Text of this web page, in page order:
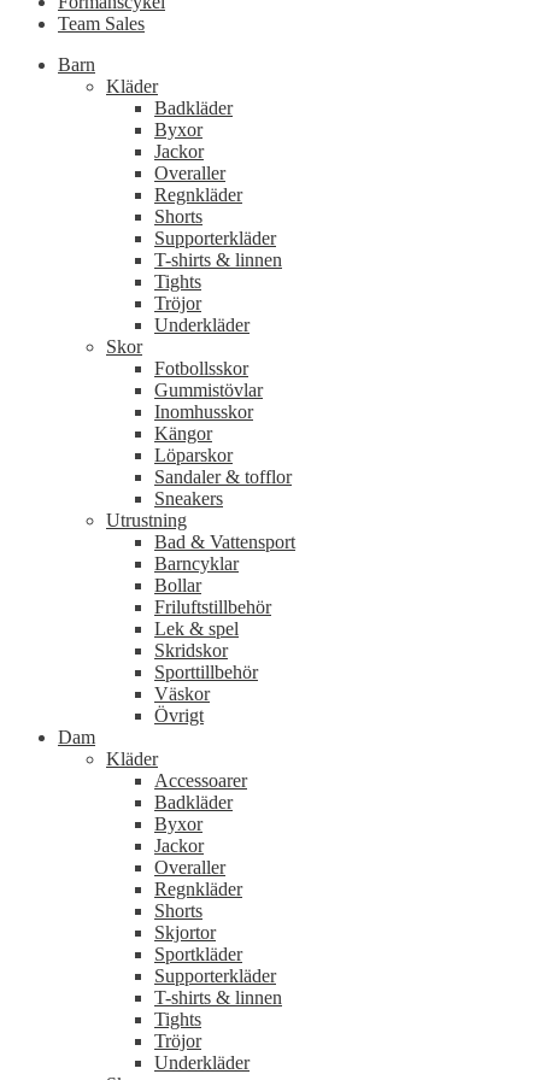
Team Sales
Barn
Kläder
Badkläder
Byxor
Jackor
Overaller
Regnkläder
Shorts
Supporterkläder
T-shirts & linnen
Tights
Tröjor
Underkläder
Skor
Fotbollsskor
Gummistövlar
Inomhusskor
Kängor
Löparskor
Sandaler & tofflor
Sneakers
Utrustning
Bad & Vattensport
Barncyklar
Bollar
Friluftstillbehör
Lek & spel
Skridskor
Sporttillbehör
Väskor
Övrigt
Dam
Kläder
Accessoarer
Badkläder
Byxor
Jackor
Overaller
Regnkläder
Shorts
Skjortor
Sportkläder
Supporterkläder
T-shirts & linnen
Tights
Tröjor
Underkläder